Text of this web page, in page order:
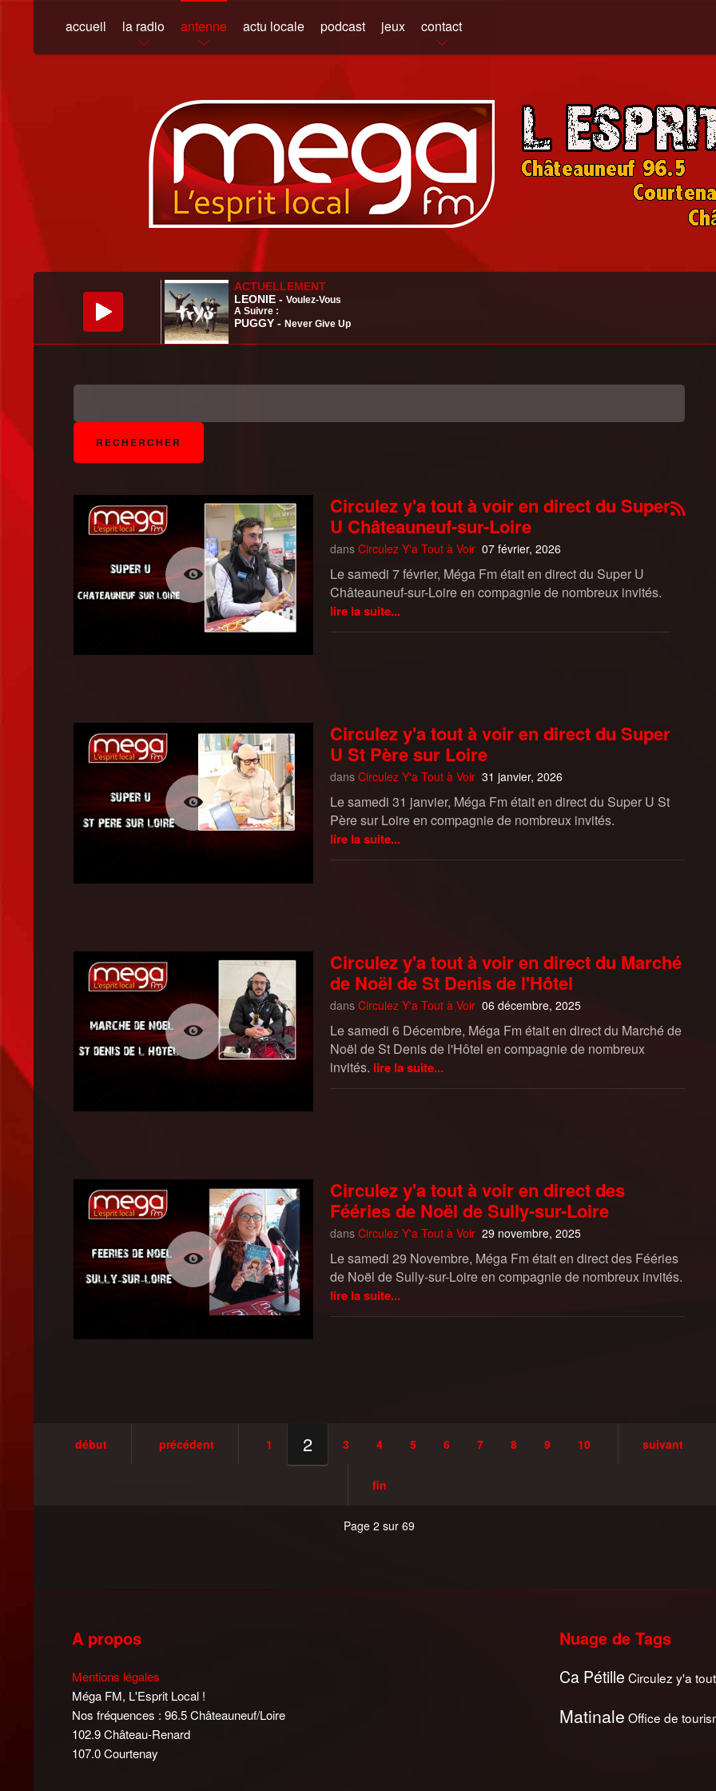
accueil la radio antenne actu locale podcast jeux contact
Circulez y'a tout à voir en direct du Super
U Châteauneuf-sur-Loire
dans Circulez Y'a Tout à Voir 07 février, 2026
Le samedi 7 février, Méga Fm était en direct du Super U
Châteauneuf-sur-Loire en compagnie de nombreux invités.
lire la suite...
Circulez y'a tout à voir en direct du Super
U St Père sur Loire
dans Circulez Y'a Tout à Voir 31 janvier, 2026
Le samedi 31 janvier, Méga Fm était en direct du Super U St
Père sur Loire en compagnie de nombreux invités.
lire la suite...
Circulez y'a tout à voir en direct du Marché
de Noël de St Denis de l'Hôtel
dans Circulez Y'a Tout à Voir 06 décembre, 2025
Le samedi 6 Décembre, Méga Fm était en direct du Marché de
Noël de St Denis de l'Hôtel en compagnie de nombreux
invités. lire la suite...
Circulez y'a tout à voir en direct des
Fééries de Noël de Sully-sur-Loire
dans Circulez Y'a Tout à Voir 29 novembre, 2025
Le samedi 29 Novembre, Méga Fm était en direct des Fééries
de Noël de Sully-sur-Loire en compagnie de nombreux invités.
lire la suite...
début précédent 1 2 3 4 5 6 7 8 9 10 suivant
fin
Page 2 sur 69
A propos
Mentions légales
Méga FM, L'Esprit Local !
Nos fréquences : 96.5 Châteauneuf/Loire
102.9 Château-Renard
107.0 Courtenay
Nuage de Tags
Ca Pétille Circulez y'a
Matinale Office de